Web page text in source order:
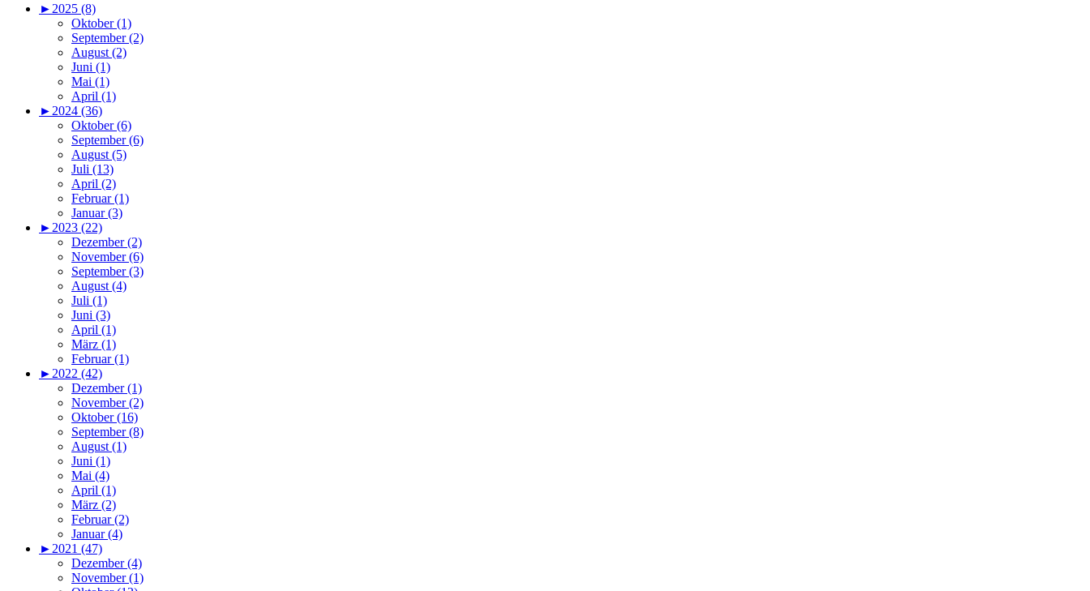
► 2025 (8)
Oktober (1)
September (2)
August (2)
Juni (1)
Mai (1)
April (1)
► 2024 (36)
Oktober (6)
September (6)
August (5)
Juli (13)
April (2)
Februar (1)
Januar (3)
► 2023 (22)
Dezember (2)
November (6)
September (3)
August (4)
Juli (1)
Juni (3)
April (1)
März (1)
Februar (1)
► 2022 (42)
Dezember (1)
November (2)
Oktober (16)
September (8)
August (1)
Juni (1)
Mai (4)
April (1)
März (2)
Februar (2)
Januar (4)
► 2021 (47)
Dezember (4)
November (1)